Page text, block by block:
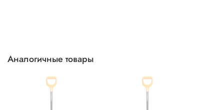
Аналогичные товары